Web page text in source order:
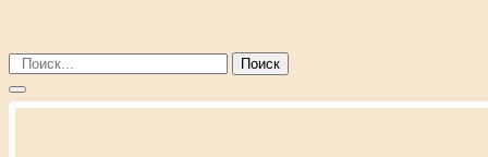
Поиск